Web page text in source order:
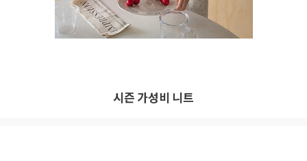
시즌 가성비 니트